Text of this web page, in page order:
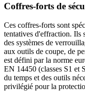
Coffres-forts de
Ces coffres-forts sont
tentatives d'effraction. Ils
des systèmes de
aux outils de coupe, de
est défini par la norme
EN 14450 (classes S1 et
du temps et des outils
privilégié pour la